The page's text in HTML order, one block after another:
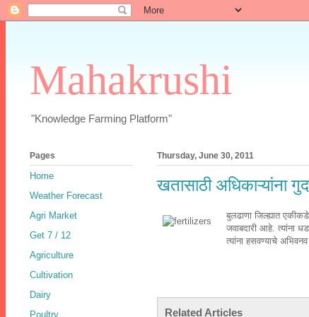
Mahakrushi
"Knowledge Farming Platform"
Thursday, June 30, 2011
खतासाठी अधिकाऱ्यांना
बुलढाणा जिल्ह्यात
जवाबदारी आहे. त्यांना
त्यांना हसवण्याचे
Related Articles
Pages
Home
Weather Forecast
Agri Market
Get 7 / 12
Agriculture
Cultivation
Dairy
Poultry